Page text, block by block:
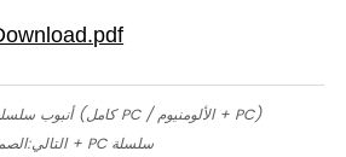
الصمام المتكاملة T8 أنبوب سلسلة (كامل PC / الألومنيوم + PC)
التالي:
الصمام أنبوب الخفيفة ، الألومنيوم + PC سلسلة